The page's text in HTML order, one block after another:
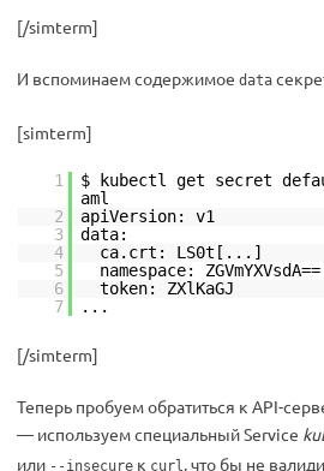
[/simterm]
И вспоминаем содержимое data
[simterm]
1
$ kubectl get secret
aml
2
apiVersion: v1
3
data:
4
ca.crt: LS0t[...]
5
namespace: ZGVmYXVsdA==
6
token: ZXlKaGJ
7
...
[/simterm]
Теперь пробуем обратиться к API-
— используем специальный Service
или --insecure к curl , что бы не